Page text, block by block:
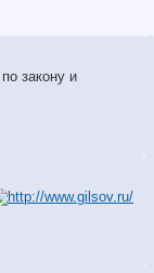
закону и